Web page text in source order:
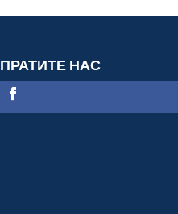
ПРАТИТЕ НАС